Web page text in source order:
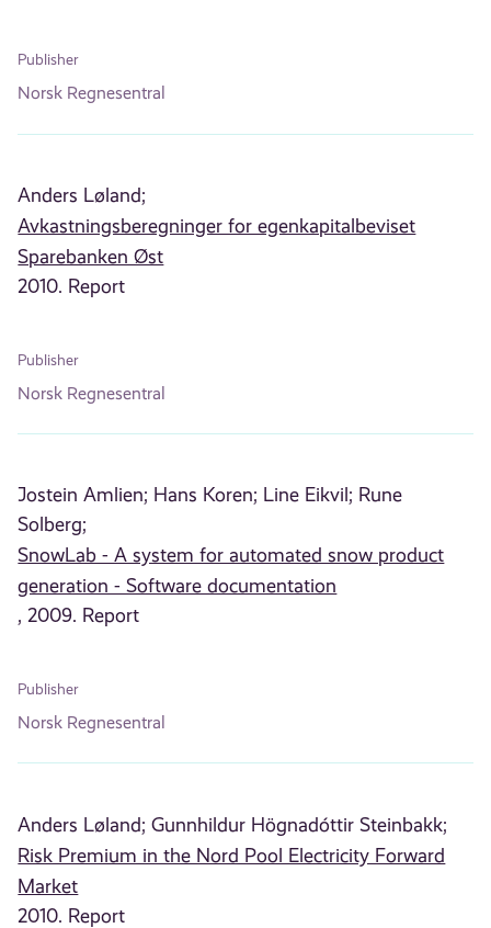
Publisher
Norsk Regnesentral
Anders Løland;
Avkastningsberegninger for egenkapitalbeviset
Sparebanken Øst
2010. Report
Publisher
Norsk Regnesentral
Jostein Amlien; Hans Koren; Line Eikvil; Rune
Solberg;
SnowLab - A system for automated snow product
generation - Software documentation
, 2009. Report
Publisher
Norsk Regnesentral
Anders Løland; Gunnhildur Högnadóttir Steinbakk;
Risk Premium in the Nord Pool Electricity Forward
Market
2010. Report